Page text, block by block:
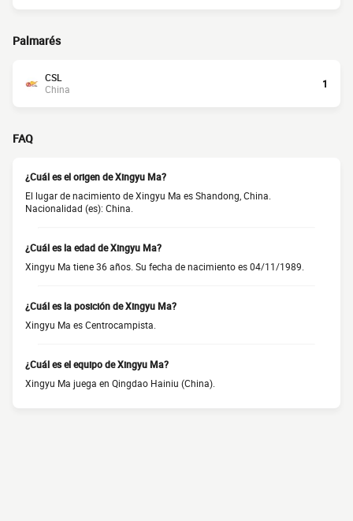
Palmarés
CSL
China
1
FAQ
¿Cuál es el origen de Xingyu Ma?
El lugar de nacimiento de Xingyu Ma es Shandong, China.
Nacionalidad (es): China.
¿Cuál es la edad de Xingyu Ma?
Xingyu Ma tiene 36 años. Su fecha de nacimiento es 04/11/1989.
¿Cuál es la posición de Xingyu Ma?
Xingyu Ma es Centrocampista.
¿Cuál es el equipo de Xingyu Ma?
Xingyu Ma juega en Qingdao Hainiu (China).